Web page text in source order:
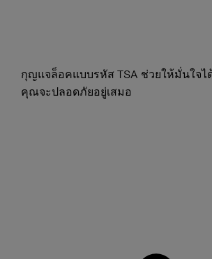
กุญแจล็อคแบบรหัส TSA ช่วยให้มั่นใจไ
คุณจะปลอดภัยอยู่เสมอ